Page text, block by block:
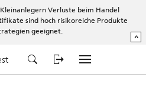
Verluste beim Handel
sind hoch risikoreiche Produkte
geeignet.
^